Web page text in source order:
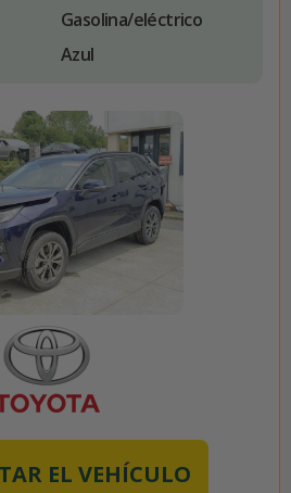
Gasolina/eléctrico
Azul
EL VEHÍCULO